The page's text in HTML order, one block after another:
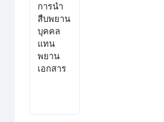
การนำ
สืบพยาน
บุคคล
แทน
พยาน
เอกสาร